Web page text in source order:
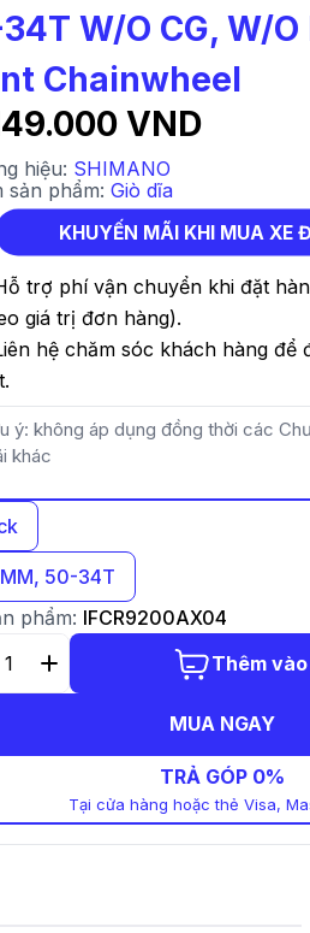
W/O CG, W/O
Chainwheel
VND
hiệu: SHIMANO
sản phẩm: Giò dĩa
KHUYẾN MÃI KHI MUA XE
trợ phí vận chuyển khi đặt
giá trị đơn hàng).
hệ chăm sóc khách hàng để
ý: không áp dụng đồng thời các
khác
50-34T
phẩm: IFCR9200AX04
Thêm
MUA NGAY
TRẢ GÓP 0%
Tại cửa hàng hoặc thẻ Visa,